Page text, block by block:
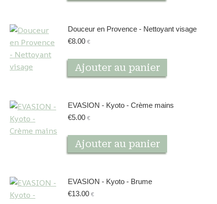
Douceur en Provence - Nettoyant visage
€8.00 €
Ajouter au panier
EVASION - Kyoto - Crème mains
€5.00 €
Ajouter au panier
EVASION - Kyoto - Brume
€13.00 €